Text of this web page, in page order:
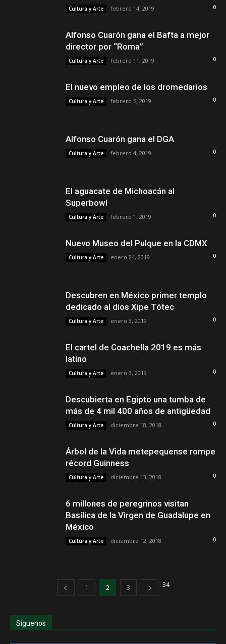
Cultura y Arte febrero 14, 2019 0
Alfonso Cuarón gana el Bafta a mejor
director por “Roma”
Cultura y Arte febrero 11, 2019 0
El nuevo empleo de los dromedarios
Cultura y Arte febrero 5, 2019 0
Alfonso Cuarón gana el DGA
Cultura y Arte febrero 4, 2019 0
El aguacate de Michoacán al
Superbowl
Cultura y Arte febrero 1, 2019 0
Nuevo Museo del Pulque en la CDMX
Cultura y Arte enero 24, 2019 0
Descubren en México primer templo
dedicado al dios Xipe Tótec
Cultura y Arte enero 3, 2019 0
El cartel de Coachella 2019 es más
latino
Cultura y Arte enero 3, 2019 0
Descubierta en Egipto una tumba de
más de 4 mil 400 años de antigüedad
Cultura y Arte diciembre 18, 2018 0
Árbol de la Vida metepequense rompe
récord Guinness
Cultura y Arte diciembre 13, 2018 0
6 millones de peregrinos visitan
Basílica de la Virgen de Guadalupe en
México
Cultura y Arte diciembre 12, 2018 0
1 2 3 34
Síguenos